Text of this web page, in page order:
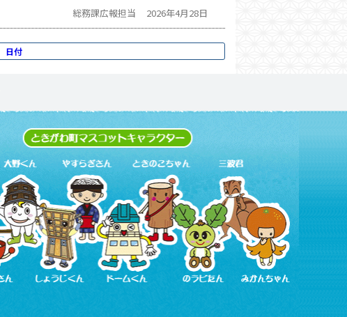
総務課広報担当
2026年4月28日
日付